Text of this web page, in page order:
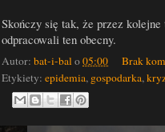
Skończy się tak, że przez
odpracowali ten obecny.
Autor: bat-i-balo05:00
Brak
Etykiety: epidemia, gospodarka,